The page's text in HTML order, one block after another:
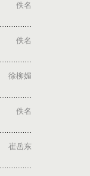
佚名
佚名
徐柳媚
佚名
崔岳东